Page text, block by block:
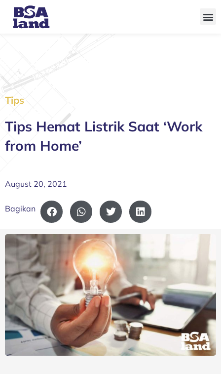
Skip
content
Tips
Tips Hemat Listrik Saat ‘Work
from Home’
August 20, 2021
Bagikan